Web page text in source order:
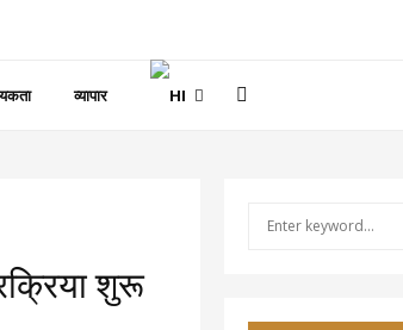
व्यापार
शुरू